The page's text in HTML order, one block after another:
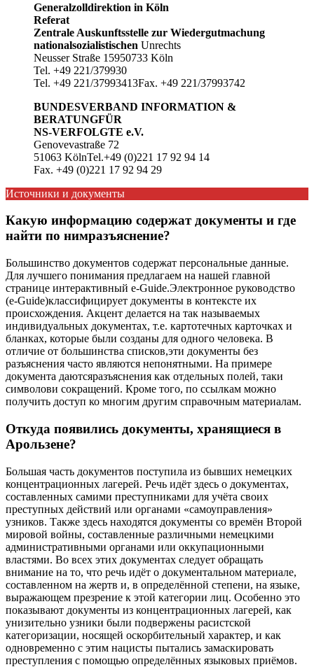
Generalzolldirektion in Köln
Referat
Zentrale Auskunftsstelle zur Wiedergutmachung
nationalsozialistischen Unrechts
Neusser Straße 15950733 Köln
Tel. +49 221/379930
Tel. +49 221/37993413Fax. +49 221/37993742
BUNDESVERBAND INFORMATION &
BERATUNGFÜR
NS-VERFOLGTE e.V.
Genovevastraße 72
51063 KölnTel.+49 (0)221 17 92 94 14
Fax. +49 (0)221 17 92 94 29
Источники и документы
Какую информацию содержат документы и где
найти по нимразъяснение?
Большинство документов содержат персональные данные.
Для лучшего понимания предлагаем на нашей главной
странице интерактивный e-Guide.Электронное руководство
(e-Guide)классифицирует документы в контексте их
происхождения. Акцент делается на так называемых
индивидуальных документах, т.е. картотечных карточках и
бланках, которые были созданы для одного человека. В
отличие от большинства списков,эти документы без
разъяснения часто являются непонятными. На примере
документа даютсяразъяснения как отдельных полей, таки
символови сокращений. Кроме того, по ссылкам можно
получить доступ ко многим другим справочным материалам.
Откуда появились документы, хранящиеся в
Арользене?
Большая часть документов поступила из бывших немецких
концентрационных лагерей. Речь идёт здесь о документах,
составленных самими преступниками для учёта своих
преступных действий или органами «самоуправления»
узников. Также здесь находятся документы со времён Второй
мировой войны, составленные различными немецкими
административными органами или оккупационными
властями. Во всех этих документах следует обращать
внимание на то, что речь идёт о документальном материале,
составленном на жертв и, в определённой степени, на языке,
выражающем презрение к этой категории лиц. Особенно это
показывают документы из концентрационных лагерей, как
унизительно узники были подвержены расистской
категоризации, носящей оскорбительный характер, и как
одновременно с этим нацисты пытались замаскировать
преступления с помощью определённых языковых приёмов.